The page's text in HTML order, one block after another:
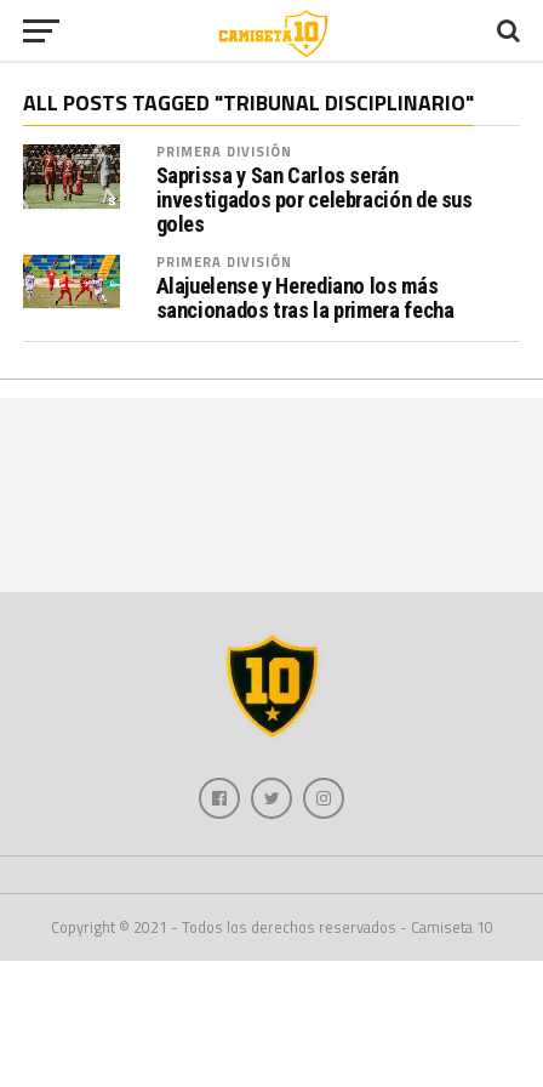
ALL POSTS TAGGED "TRIBUNAL DISCIPLINARIO"
PRIMERA DIVISIÓN
Saprissa y San Carlos serán
investigados por celebración de sus
goles
PRIMERA DIVISIÓN
Alajuelense y Herediano los más
sancionados tras la primera fecha
Copyright © 2021 - Todos los derechos reservados - Camiseta 10